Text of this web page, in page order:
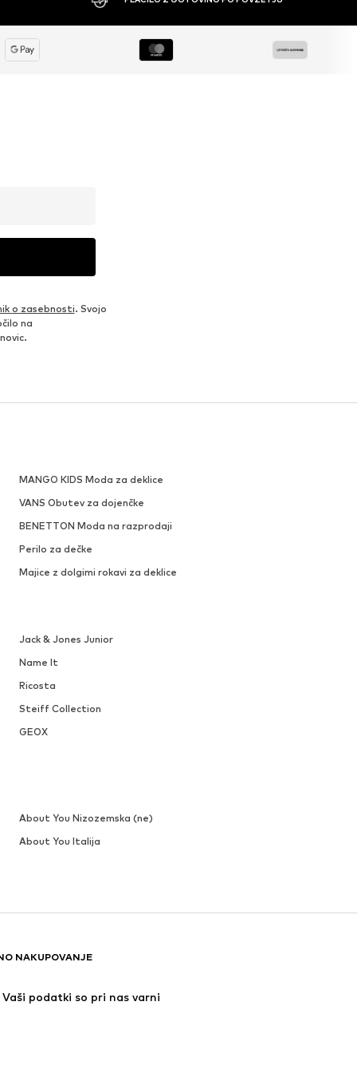
o zasebnosti. Svojo
na
MANGO KIDS Moda za deklice
VANS Obutev za dojenčke
BENETTON Moda na razprodaji
Perilo za dečke
Majice z dolgimi rokavi za deklice
Jack & Jones Junior
Name It
Ricosta
Steiff Collection
GEOX
NAKUPOVANJE
Vaši podatki so pri nas varni
About You Nizozemska (ne)
About You Italija